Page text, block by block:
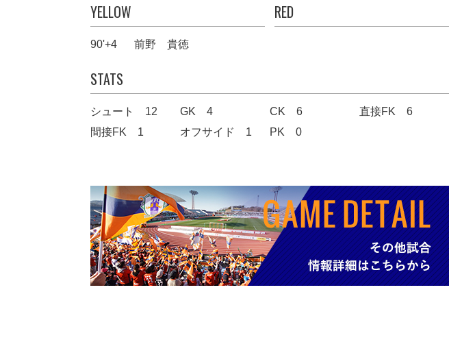
YELLOW
90'+4 前野 貴徳
RED
STATS
シュート 12 GK 4 CK 6
直接FK 6
間接FK 1
オフサイド 1 PK 0